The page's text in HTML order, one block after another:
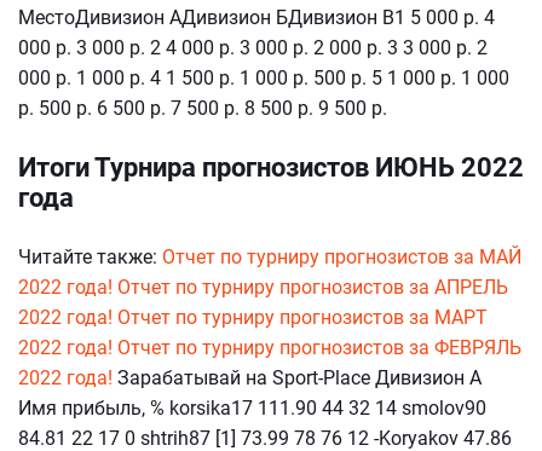
МестоДивизион АДивизион БДивизион В1 5 000 р. 4
000 р. 3 000 р. 2 4 000 р. 3 000 р. 2 000 р. 3 3 000 р. 2
000 р. 1 000 р. 4 1 500 р. 1 000 р. 500 р. 5 1 000 р. 1 000
р. 500 р. 6 500 р. 7 500 р. 8 500 р. 9 500 р.
Итоги Турнира прогнозистов ИЮНЬ 2022
года
Читайте также: Отчет по турниру прогнозистов за МАЙ
2022 года! Отчет по турниру прогнозистов за АПРЕЛЬ
2022 года! Отчет по турниру прогнозистов за МАРТ
2022 года! Отчет по турниру прогнозистов за ФЕВРЯЛЬ
2022 года! Зарабатывай на Sport-Place Дивизион А
Имя прибыль, % korsika17 111.90 44 32 14 smolov90
84.81 22 17 0 shtrih87 [1] 73.99 78 76 12 -Koryakov 47.86